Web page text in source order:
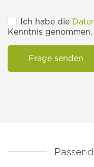
Ich habe die
Kenntnis genommen.
Frage senden